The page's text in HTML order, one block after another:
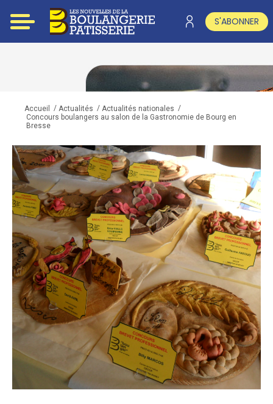
S'ABONNER
Accueil / Actualités / Actualités nationales /
Concours boulangers au salon de la Gastronomie de Bourg en
Bresse